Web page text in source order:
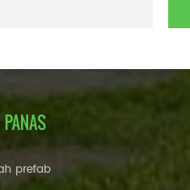
prefab